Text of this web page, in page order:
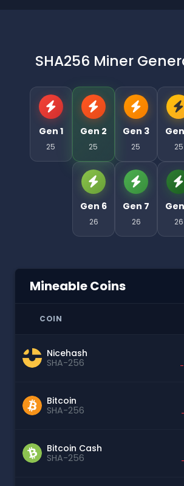
SHA256 Miner
Gen 1
25
Gen 2
25
Gen 3
25 25
Gen 6
26
Gen 7
26 26
Mineable Coins
COIN
Nicehash
SHA-256
Bitcoin
SHA-256
Bitcoin Cash
SHA-256